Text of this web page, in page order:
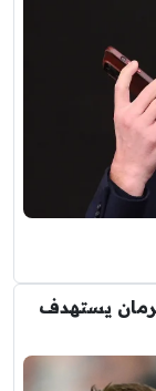
جيرمان يستهدف